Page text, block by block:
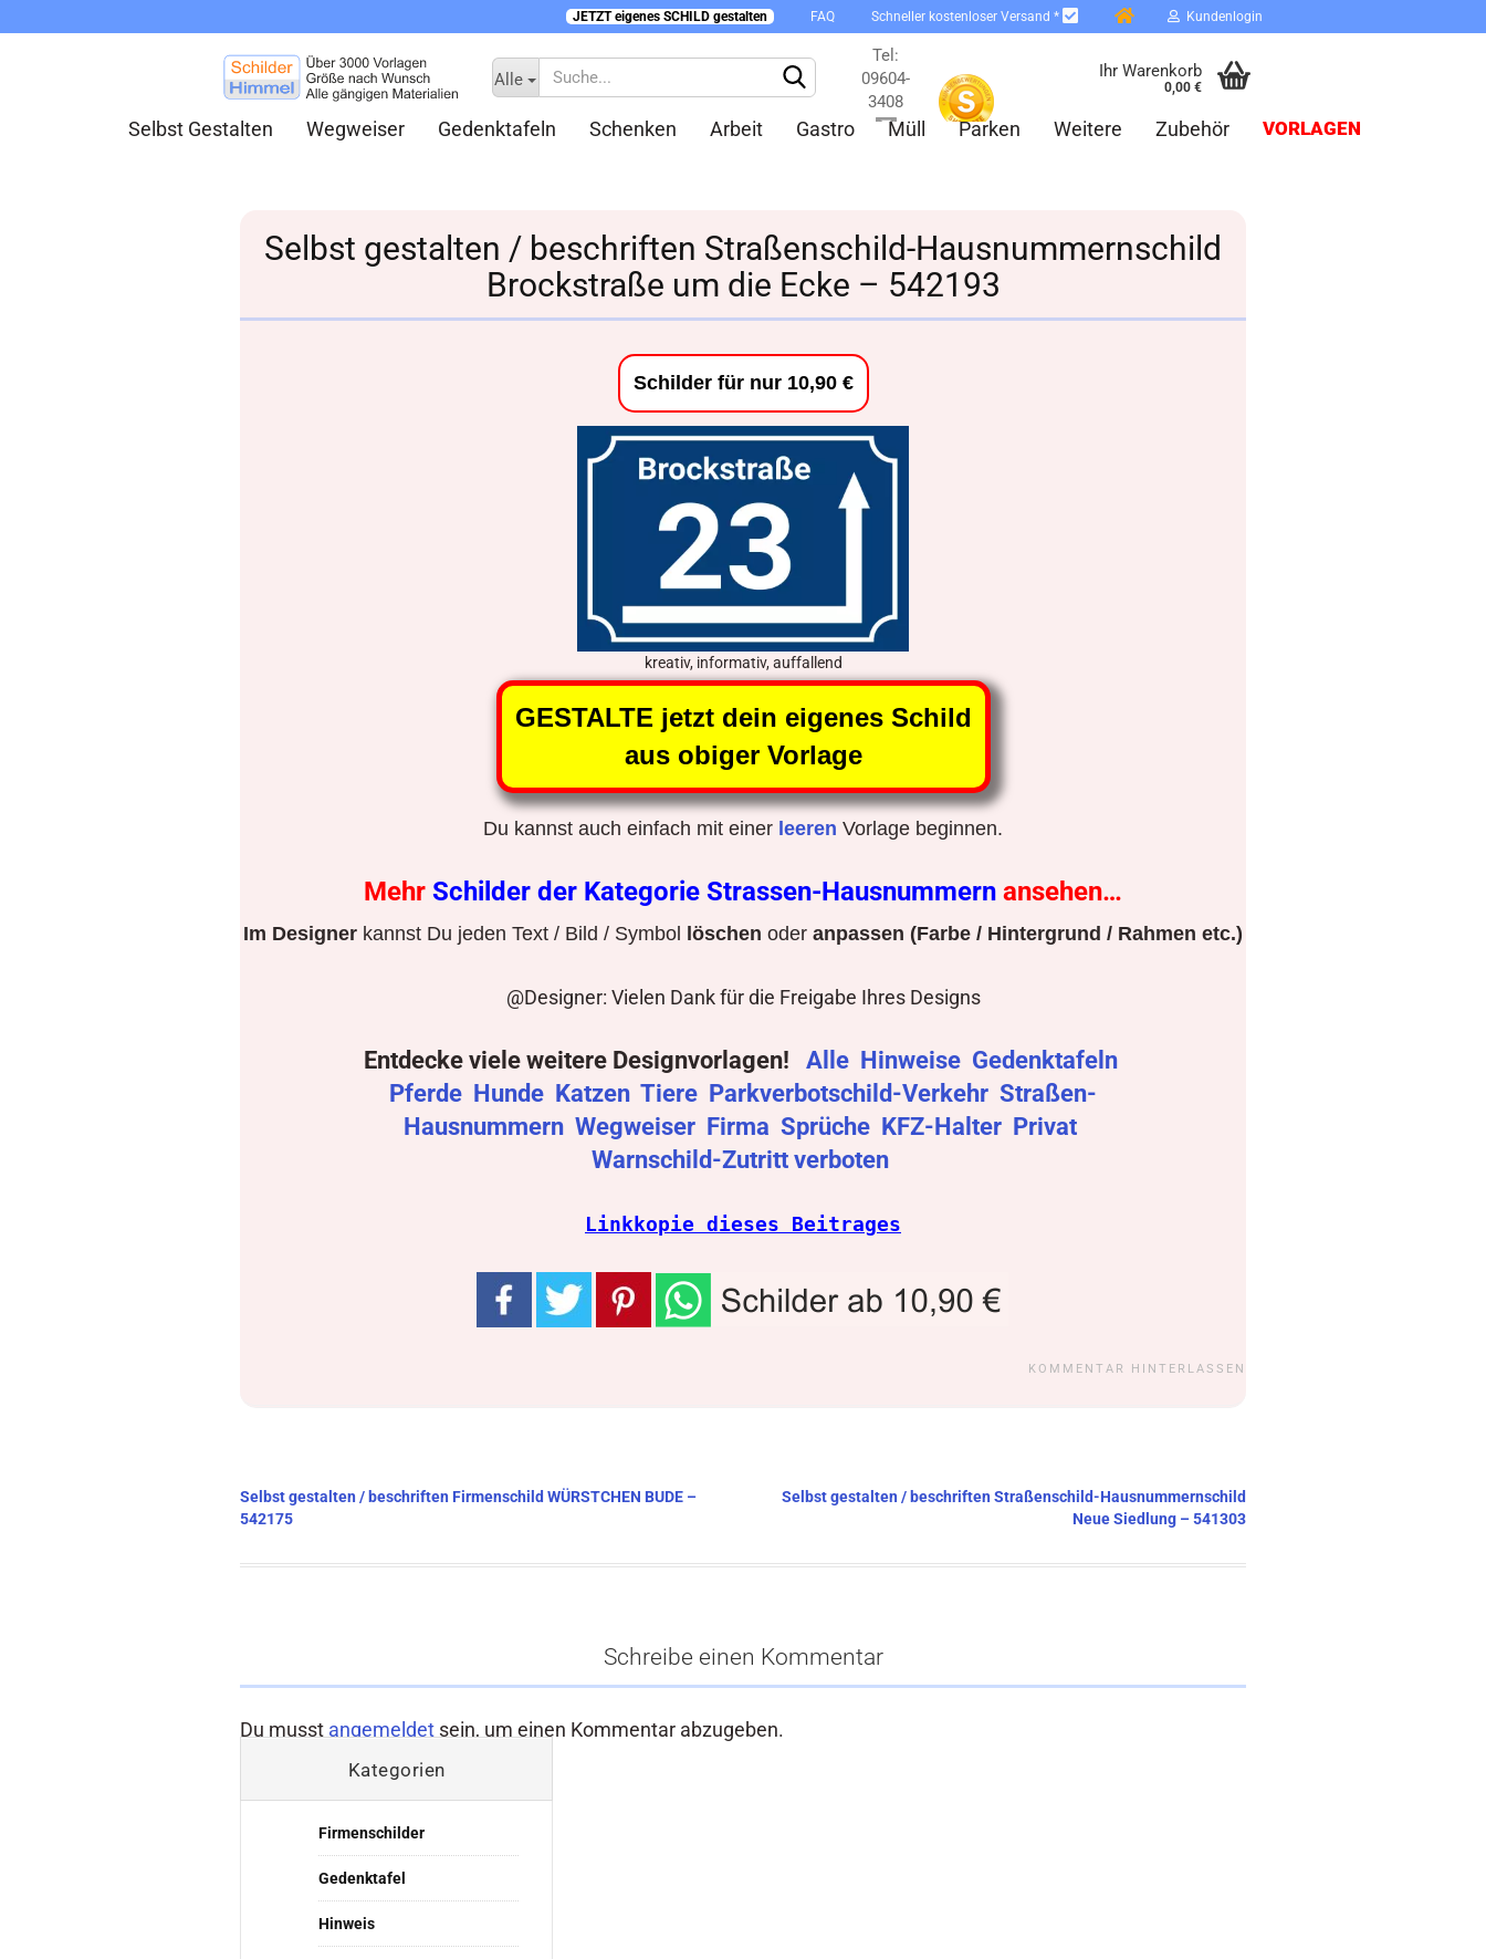
JETZT eigenes SCHILD gestalten FAQ Schneller kostenloser Versand * Kundenlogin
Konto erstellen
Alle
Tel:
09604-
3408
Ihr Warenkorb
0,00 €
Selbst Gestalten Wegweiser Gedenktafeln Schenken Arbeit Gastro Müll Parken Weitere Zubehör VORLAGEN
Selbst gestalten / beschriften Straßenschild-Hausnummernschild
Brockstraße um die Ecke – 542193
Schilder für nur 10,90 €
kreativ, informativ, auffallend
GESTALTE jetzt dein eigenes Schild
aus obiger Vorlage
Du kannst auch einfach mit einer leeren Vorlage beginnen.
Mehr Schilder der Kategorie Strassen-Hausnummern ansehen…
Im Designer kannst Du jeden Text / Bild / Symbol löschen oder anpassen (Farbe / Hintergrund / Rahmen etc.)
@Designer: Vielen Dank für die Freigabe Ihres Designs
Entdecke viele weitere Designvorlagen! Alle Hinweise Gedenktafeln
Pferde Hunde Katzen Tiere Parkverbotschild-Verkehr Straßen-
Hausnummern Wegweiser Firma Sprüche KFZ-Halter Privat
Warnschild-Zutritt verboten
Linkkopie dieses Beitrages
KOMMENTAR HINTERLASSEN
Beitragsnavigation
Selbst gestalten / beschriften Firmenschild WÜRSTCHEN BUDE –
542175
Selbst gestalten / beschriften Straßenschild-Hausnummernschild
Neue Siedlung – 541303
Schreibe einen Kommentar
Du musst angemeldet sein, um einen Kommentar abzugeben.
Kategorien
Firmenschilder
Gedenktafel
Hinweis